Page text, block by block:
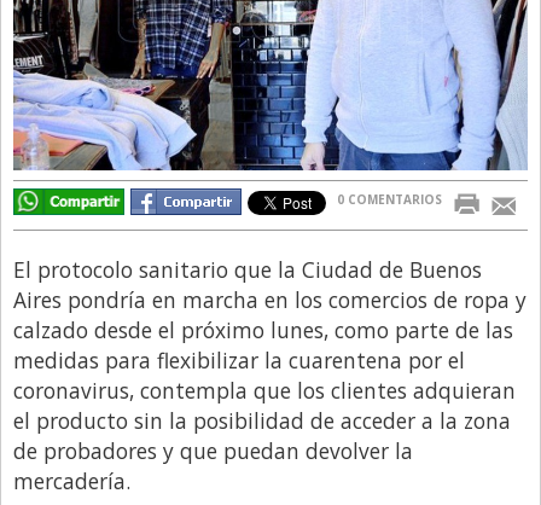
El Precio Que Yo Ví
Entrevista
Entrevista Exclusiva
Finanzas
Gastronomia
La Opinión del Director
Legales
Libro de Quejas
Medios
Millonarios
0 COMENTARIOS
El protocolo sanitario que la Ciudad de Buenos
Aires pondría en marcha en los comercios de ropa y
calzado desde el próximo lunes, como parte de las
medidas para flexibilizar la cuarentena por el
coronavirus, contempla que los clientes adquieran
el producto sin la posibilidad de acceder a la zona
de probadores y que puedan devolver la
mercadería.